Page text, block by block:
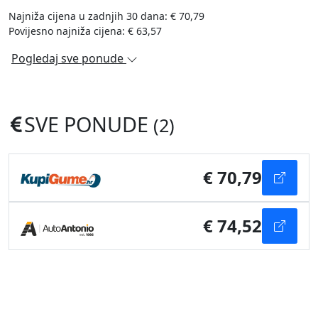
Najniža cijena u zadnjih 30 dana: € 70,79
Povijesno najniža cijena: € 63,57
Pogledaj sve ponude
SVE PONUDE (2)
€ 70,79
€ 74,52